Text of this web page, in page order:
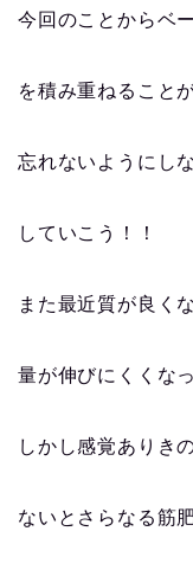
今回のことからベ
を積み重ねること
忘れないようにし
していこう！！
また最近質が良く
量が伸びにくくな
しかし感覚ありき
ないとさらなる筋